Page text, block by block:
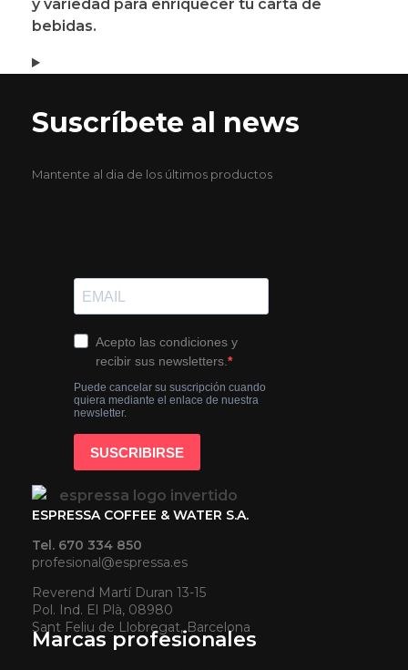
y variedad para enriquecer tu carta de
bebidas.
Suscríbete al news
Mantente al dia de los últimos productos
ESPRESSA COFFEE & WATER S.A.
Tel. 670 334 850
profesional@espressa.es
Reverend Martí Duran 13-15
Pol. Ind. El Plà, 08980
Sant Feliu de Llobregat, Barcelona
Marcas profesionales